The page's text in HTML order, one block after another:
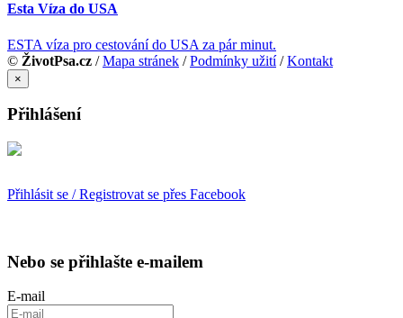
Esta Víza do USA
ESTA víza pro cestování do USA za pár minut.
© ŽivotPsa.cz /Mapa stránek /Podmínky užití/Kontakt
×
Přihlášení
Přihlásit se / Registrovat se přes Facebook
Nebo se přihlašte e-mailem
E-mail